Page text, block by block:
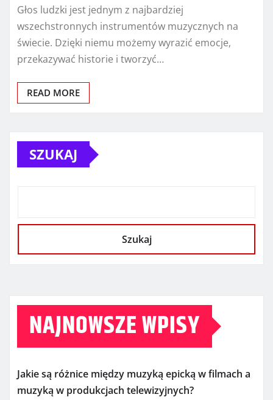
Głos ludzki jest jednym z najbardziej
wszechstronnych instrumentów muzycznych na
świecie. Dzięki niemu możemy wyrazić emocje,
przekazywać historie i tworzyć…
READ MORE
SZUKAJ
Szukaj
NAJNOWSZE WPISY
Jakie są różnice między muzyką epicką w filmach a
muzyką w produkcjach telewizyjnych?